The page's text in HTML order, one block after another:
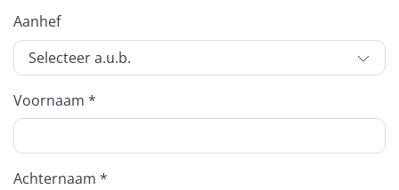
Aanhef
Voornaam *
Achternaam *